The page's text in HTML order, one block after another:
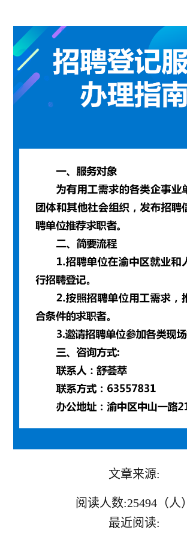
文章来源:
阅读人数:25494（人）
最近阅读: